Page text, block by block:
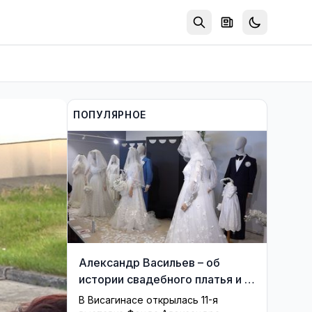
ПОПУЛЯРНОЕ
Александр Васильев – об
истории свадебного платья и о
перспективах Музея истории
В Висагинасе открылась 11-я